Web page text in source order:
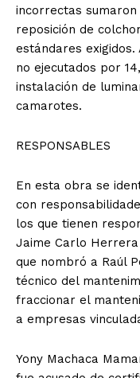
incorrectas
reposición de
estándares
no ejecutados por
instalación de
camarotes.
RESPONSABLES
En esta obra se
con
los que tienen
Jaime Carlo
que nombró a Raúl
técnico del
fraccionar el
a empresas
Yony Machaca